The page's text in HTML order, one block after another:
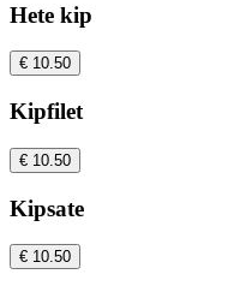
Hete kip
€ 10.50
Kipfilet
€ 10.50
Kipsate
€ 10.50